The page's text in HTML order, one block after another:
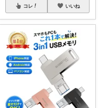
コレ いいね